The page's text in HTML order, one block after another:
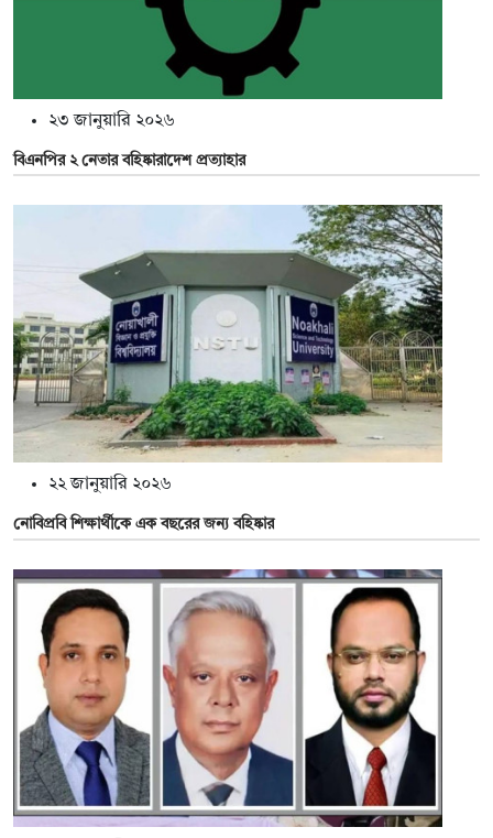
২৩ জানুয়ারি ২০২৬
বিএনপির ২ নেতার বহিষ্কারাদেশ প্রত্যাহার
২২ জানুয়ারি ২০২৬
নোবিপ্রবি শিক্ষার্থীকে এক বছরের জন্য বহিষ্কার